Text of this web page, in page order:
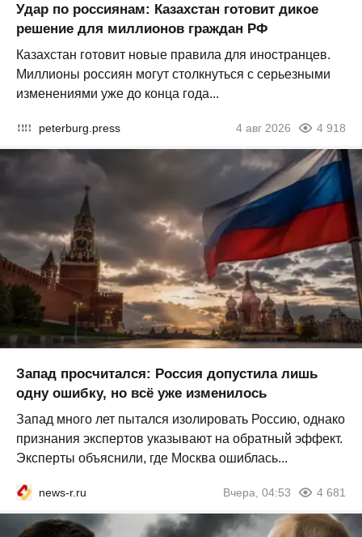
Удар по россиянам: Казахстан готовит дикое
решение для миллионов граждан РФ
Казахстан готовит новые правила для иностранцев.
Миллионы россиян могут столкнуться с серьезными
изменениями уже до конца года...
peterburg.press 4 авг 2026 4 918
Запад просчитался: Россия допустила лишь
одну ошибку, но всё уже изменилось
Запад много лет пытался изолировать Россию, однако
признания экспертов указывают на обратный эффект.
Эксперты объяснили, где Москва ошиблась...
news-r.ru Вчера, 04:53 4 681